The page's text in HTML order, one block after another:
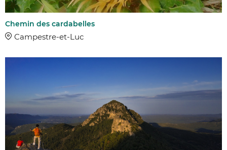
Chemin des cardabelles
Campestre-et-Luc